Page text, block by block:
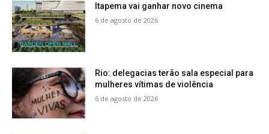
Itapema vai ganhar novo cinema
6 de agosto de 2026
Rio: delegacias terão sala especial para
mulheres vítimas de violência
6 de agosto de 2026